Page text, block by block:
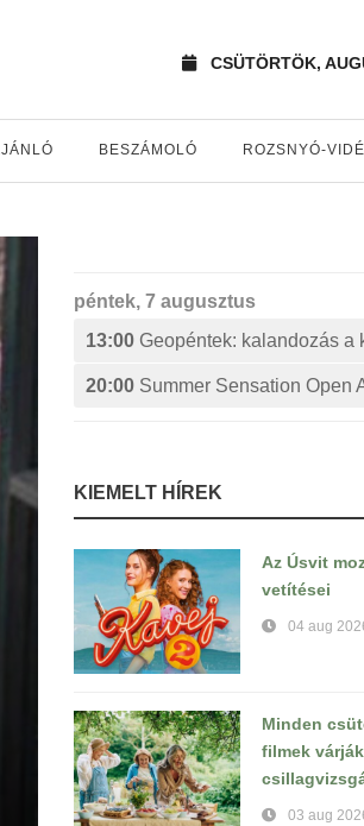
CSÜTÖRTÖK,
BESZÁMOLÓ ROZSNYÓ-
péntek, 7 augusztus
13:00 Geopéntek: kalandozás
20:00 Summer Sensation Open
KIEMELT HÍREK
Az Úsvit
vetítései
04 aug
Minden
filmek
03 aug